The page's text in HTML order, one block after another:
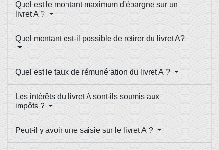
Quel est le montant maximum d'épargne sur un
livret A ?
Quel montant est-il possible de retirer du livret A?
Quel est le taux de rémunération du livret A ?
Les intérêts du livret A sont-ils soumis aux
impôts ?
Peut-il y avoir une saisie sur le livret A ?